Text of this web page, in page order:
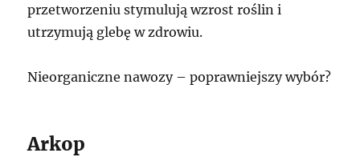
przetworzeniu stymulują wzrost roślin i
utrzymują glebę w zdrowiu.
Nieorganiczne nawozy – poprawniejszy wybór?
Arkop